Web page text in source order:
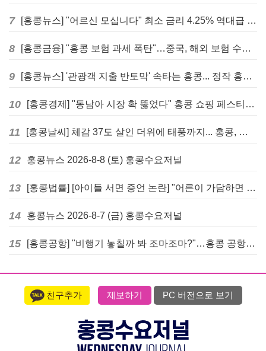
7 [홍콩뉴스] "어르신 모십니다" 최소 금리 4.25% 역대급 혜택, 홍콩 실버채권 발행
8 [홍콩금융] "홍콩 보험 과세 폭탄"…중국, 해외 보험 수익에 20% 세금 부과로 관련주 급락
9 [홍콩뉴스] '관광객 지출 반토막' 속타는 홍콩... 정작 홍콩인들은 지갑 들고 해외로?
10 [홍콩경제] "동남아 시장 확 뚫었다" 홍콩 쇼핑 페스티벌, 매출 대박 행진
11 [홍콩날씨] 체감 37도 살인 더위에 태풍까지... 홍콩, 주말 내내 '초비상'
12 홍콩뉴스 2026-8-8 (토) 홍콩수요저널
13 [홍콩법률] [아이들 서면 증언 논란] "어른이 가담하면 왜곡된다"… 홍콩 변호사회, 정부 성범죄법 개정안에 제동
14 홍콩뉴스 2026-8-7 (금) 홍콩수요저널
15 [홍콩공항] "비행기 놓칠까 봐 조마조마?"…홍콩 공항 식당, AI 탑승시간 계산해 메뉴 추천해 준다
친구추가 제보하기 PC 버전으로 보기